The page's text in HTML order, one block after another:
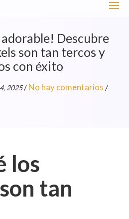
Descubre
son tan tercos y
con éxito
2025/ No hay comentarios /
los
tan